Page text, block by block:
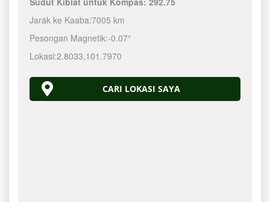
Jarak ke Kaaba:7005 km
Pesongan Magnetik:-0.07°
Lokasi:2.8033,101.7970
CARI LOKASI SAYA